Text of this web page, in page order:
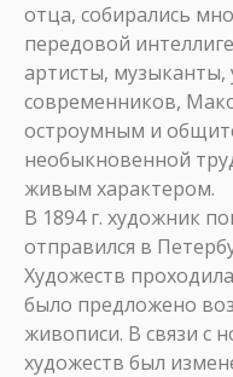
отца, собирались
передовой
артисты,
современников,
остроумным и
необыкновенной
живым характером.
В 1894 г. художник
отправился в
Художеств
было предложено
живописи. В связи с
художеств был